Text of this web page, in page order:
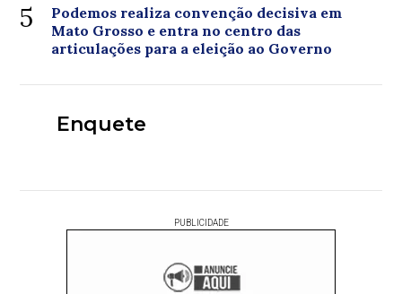
5
Podemos realiza convenção decisiva em
Mato Grosso e entra no centro das
articulações para a eleição ao Governo
Enquete
PUBLICIDADE